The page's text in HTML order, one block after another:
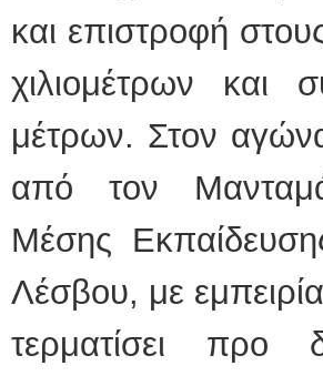
και επιστροφή
χιλιομέτρων και
μέτρων. Στον
από τον
Μέσης
Λέσβου, με
τερματίσει προ